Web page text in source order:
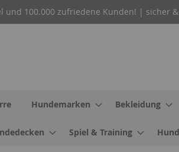
und 100.000 zufriedene Kunden! | sicher
Hundemarken Bekleidung
Spiel & Training